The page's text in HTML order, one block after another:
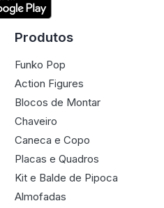
Produtos
Funko Pop
Action Figures
Blocos de Montar
Chaveiro
Caneca e Copo
Placas e Quadros
Kit e Balde de Pipoca
Almofadas